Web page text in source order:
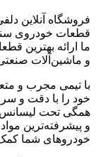
فروشگاه آنلاین
ما ارائه بهترین
و ماشین‌آلات صنعتی
با تیمی مجرب و
خود را با دقت و
همگی تحت لیسانس
و پیشرفته‌ترین
خودروهای شما